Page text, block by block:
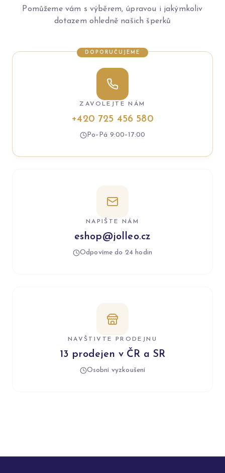
Pomůžeme vám s výběrem, úpravou i jakýmkoliv
dotazem ohledně našich šperků
DOPORUČUJEME
ZAVOLEJTE NÁM
+420 725 456 580
Po–Pá 9:00–17:00
NAPIŠTE NÁM
eshop@jolleo.cz
Odpovíme do 24 hodin
NAVŠTIVTE PRODEJNU
13 prodejen v ČR a SR
Osobní vyzkoušení